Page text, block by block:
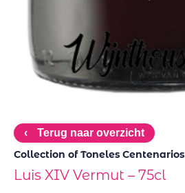
‹ Terug naar overzicht
Collection of Toneles Centenarios
Luis XIV Vermut – 75cl